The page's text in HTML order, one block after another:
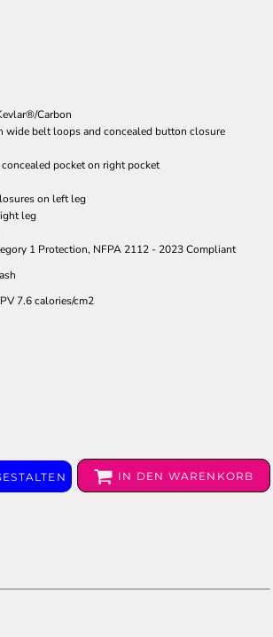
Carbon
wide belt loops and concealed button closure
pocket on right pocket
on left leg
leg
1 Protection, NFPA 2112 - 2023 Compliant
7.6 calories/cm2
IN DEN WARENKORB